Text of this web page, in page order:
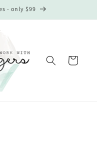
- only $99
Warenkorb